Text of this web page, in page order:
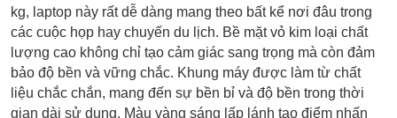
kg, laptop này rất dễ dàng mang theo bất kể nơi đâu trong
các cuộc họp hay chuyến du lịch. Bề mặt vỏ kim loại chất
lượng cao không chỉ tạo cảm giác sang trọng mà còn đảm
bảo độ bền và vững chắc. Khung máy được làm từ chất
liệu chắc chắn, mang đến sự bền bỉ và độ bền trong thời
gian dài sử dụng. Màu vàng sáng lấp lánh tạo điểm nhấn